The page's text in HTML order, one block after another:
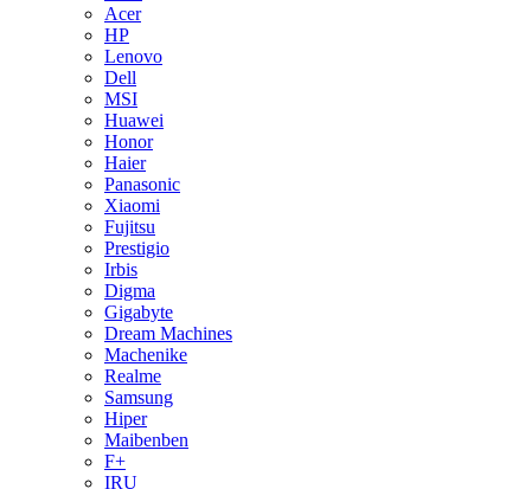
Acer
HP
Lenovo
Dell
MSI
Huawei
Honor
Haier
Panasonic
Xiaomi
Fujitsu
Prestigio
Irbis
Digma
Gigabyte
Dream Machines
Machenike
Realme
Samsung
Hiper
Maibenben
F+
IRU